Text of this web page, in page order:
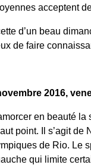
acceptent
d’un beau
de faire
2016,
en beauté
point. Il s’agit de
de Rio. Le
qui limite